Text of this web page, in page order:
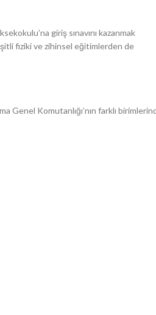
giriş sınavını kazanmak
fiziki ve zihinsel eğitimlerden de
Genel Komutanlığı’nın farklı